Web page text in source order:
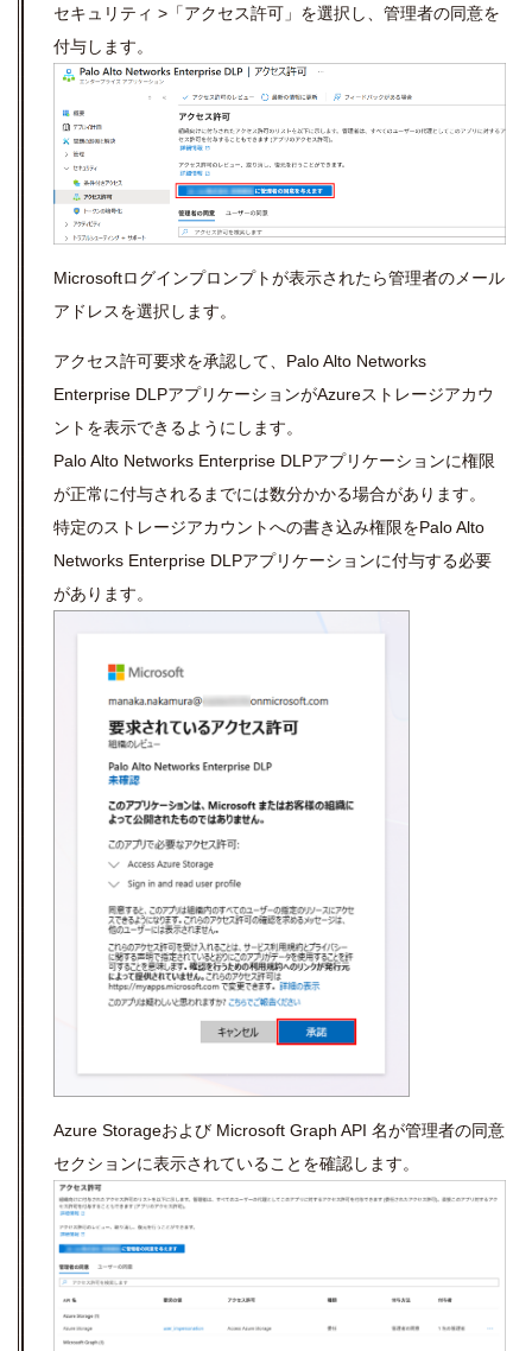
セキュリティ >「アクセス許可」を選択し、管理者の同意を
付与します。
Microsoftログインプロンプトが表示されたら管理者のメール
アドレスを選択します。
アクセス許可要求を承認して、Palo Alto Networks
Enterprise DLPアプリケーションがAzureストレージアカウ
ントを表示できるようにします。
Palo Alto Networks Enterprise DLPアプリケーションに権限
が正常に付与されるまでには数分かかる場合があります。
特定のストレージアカウントへの書き込み権限をPalo Alto
Networks Enterprise DLPアプリケーションに付与する必要
があります。
Azure Storageおよび Microsoft Graph API 名が管理者の同意
セクションに表示されていることを確認します。